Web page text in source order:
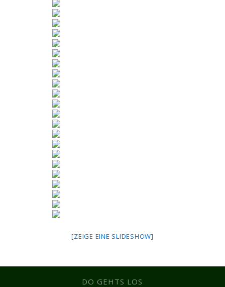
[ZEIGE EINE SLIDESHOW]
DO GEHTS LOS